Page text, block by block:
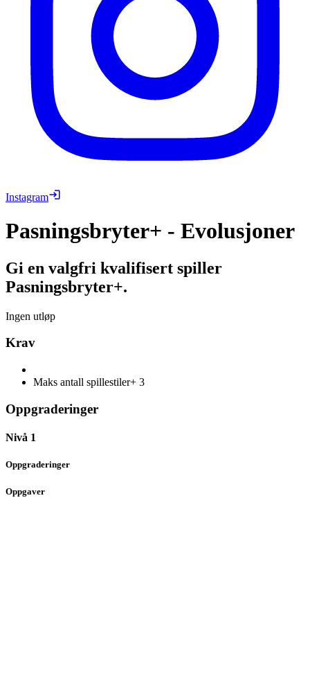
Instagram
Pasningsbryter+ - Evolusjoner
Gi en valgfri kvalifisert spiller
Pasningsbryter+.
Ingen utløp
Krav
Maks antall spillestiler+ 3
Oppgraderinger
Nivå 1
Oppgraderinger
Oppgaver